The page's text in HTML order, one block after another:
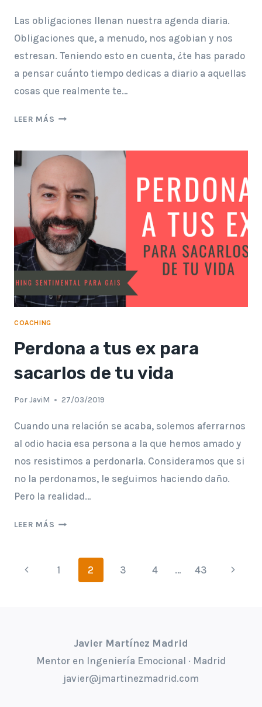
Las obligaciones llenan nuestra agenda diaria.
Obligaciones que, a menudo, nos agobian y nos
estresan. Teniendo esto en cuenta, ¿te has parado
a pensar cuánto tiempo dedicas a diario a aquellas
cosas que realmente te…
LEER MÁS DEDICA
A
QUE
TE
HACE
FELIZ
COACHING
Perdona a tus ex para
sacarlos de tu vida
Por JaviM 27/03/2019
Cuando una relación se acaba, solemos aferrarnos
al odio hacia esa persona a la que hemos amado y
nos resistimos a perdonarla. Consideramos que si
no la perdonamos, le seguimos haciendo daño.
Pero la realidad…
LEER MÁS PERDONA
Navegación
Página
1 2 3 4 … 43
Javier Martínez Madrid
Mentor en Ingeniería Emocional · Madrid
javier@jmartinezmadrid.com